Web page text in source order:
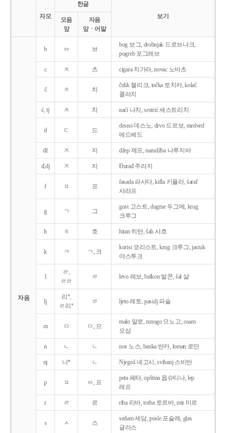
자모
한글
보기
모음
앞
자음
앞ㆍ어말
자음
b ㅂ 브
bog 보그, drobnjak 드로브냐크,
pogreb 포그레브
c ㅊ 츠 cigara 치가라, novac 노바츠
č ㅊ 치
čelik 첼리크, točka 토치카, kolač
콜라치
ć, tj ㅊ 치 naći 나치, sestrić 세스트리치
d ㄷ 드
desno 데스노, drvo 드르보, medved
메드베드
dž ㅈ 지 džep 제프, narudžba 나루지바
đ,dj ㅈ 지 Ðurađ 주라지
f ㅍ 프
fasada 파사다, kifla 키플라, šaraf
샤라프
g ㄱ 그
gost 고스트, dugme 두그메, krug
크루그
h ㅎ 흐 hitan 히탄, šah 샤흐
k ㅋ ㄱ, 크
korist 코리스트, krug 크루그, jastuk
야스투크
l
ㄹ,
ㄹㄹ
ㄹ levo 레보, balkon 발콘, šal 샬
lj
리*,
ㄹ리*
ㄹ ljeto 레토, pasulj 파술
m ㅁ ㅁ, 므
malo 말로, mnogo 므노고, osam
오삼
n ㄴ ㄴ nos 노스, banka 반카, loman 로만
nj 니* ㄴ Njegoš 녜고시, svibanj 스비반
p ㅍ ㅂ, 프
peta 페타, opština 옵슈티나, lep
레프
r ㄹ 르 riba 리바, torba 토르바, mir 미르
s ㅅ 스
sedam 세담, posle 포슬레, glas
글라스